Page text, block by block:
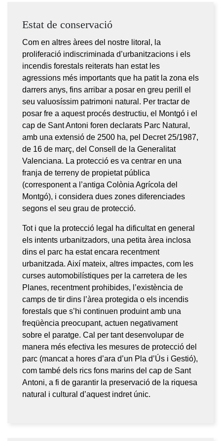
Estat de conservació
Com en altres àrees del nostre litoral, la
proliferació indiscriminada d’urbanitzacions i els
incendis forestals reiterats han estat les
agressions més importants que ha patit la zona els
darrers anys, fins arribar a posar en greu perill el
seu valuosíssim patrimoni natural. Per tractar de
posar fre a aquest procés destructiu, el Montgó i el
cap de Sant Antoni foren declarats Parc Natural,
amb una extensió de 2500 ha, pel Decret 25/1987,
de 16 de març, del Consell de la Generalitat
Valenciana. La protecció es va centrar en una
franja de terreny de propietat pública
(corresponent a l’antiga Colònia Agrícola del
Montgó), i considera dues zones diferenciades
segons el seu grau de protecció.
Tot i que la protecció legal ha dificultat en general
els intents urbanitzadors, una petita àrea inclosa
dins el parc ha estat encara recentment
urbanitzada. Així mateix, altres impactes, com les
curses automobilístiques per la carretera de les
Planes, recentment prohibides, l’existència de
camps de tir dins l’àrea protegida o els incendis
forestals que s’hi continuen produint amb una
freqüència preocupant, actuen negativament
sobre el paratge. Cal per tant desenvolupar de
manera més efectiva les mesures de protecció del
parc (mancat a hores d’ara d’un Pla d’Ús i Gestió),
com també dels rics fons marins del cap de Sant
Antoni, a fi de garantir la preservació de la riquesa
natural i cultural d’aquest indret únic.